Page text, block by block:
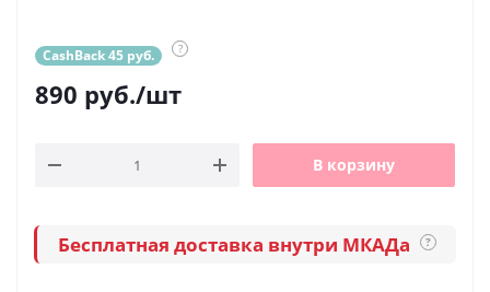
CashBack 45 руб. ?
890 руб./шт
В корзину
Бесплатная доставка внутри МКАДа ?